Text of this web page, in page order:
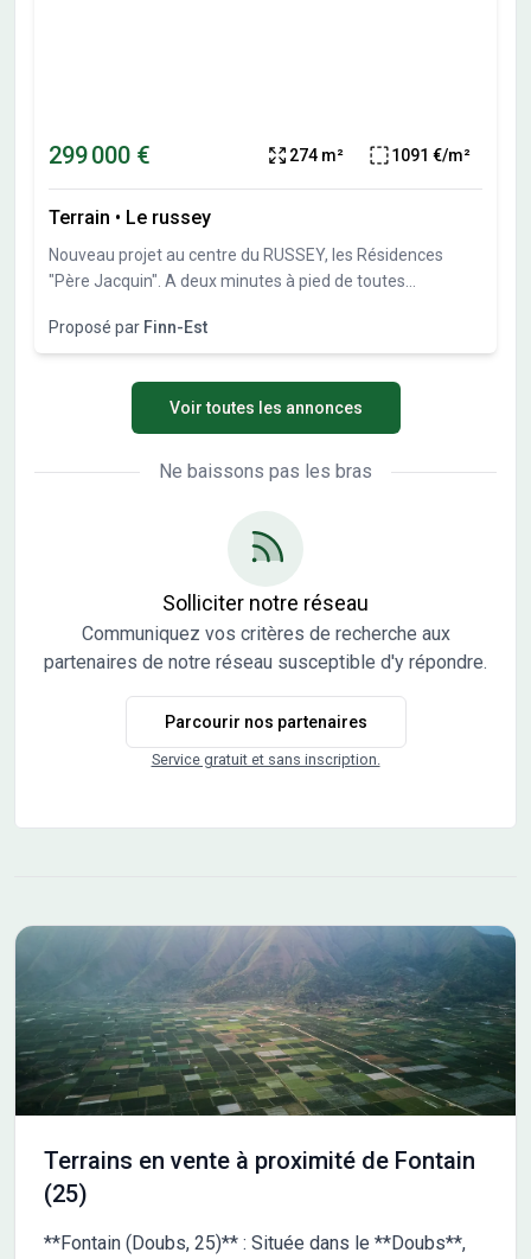
299 000 € 274 m² 1091 €/m²
Terrain • Le russey
Nouveau projet au centre du RUSSEY, les Résidences
"Père Jacquin". A deux minutes à pied de toutes
poste...),DTMR Immo vous présente votre future maison
individuelle au sein d'un programme de quatre villas de
standing d'environ 100m² chacune, de type T4, avec deux
places de stationnement dont une couverte, terrasse... en
formule clés en main. 299 000 € tout compris, maison +
Proposé par Finn-Est
Voir toutes les annonces
Ne baissons pas les bras
Solliciter notre réseau
Communiquez vos critères de recherche aux
partenaires de notre réseau susceptible d'y répondre.
Parcourir nos partenaires
Service gratuit et sans inscription.
Terrains en vente à proximité de Fontain
(25)
**Fontain (Doubs, 25)** : Située dans le **Doubs**,